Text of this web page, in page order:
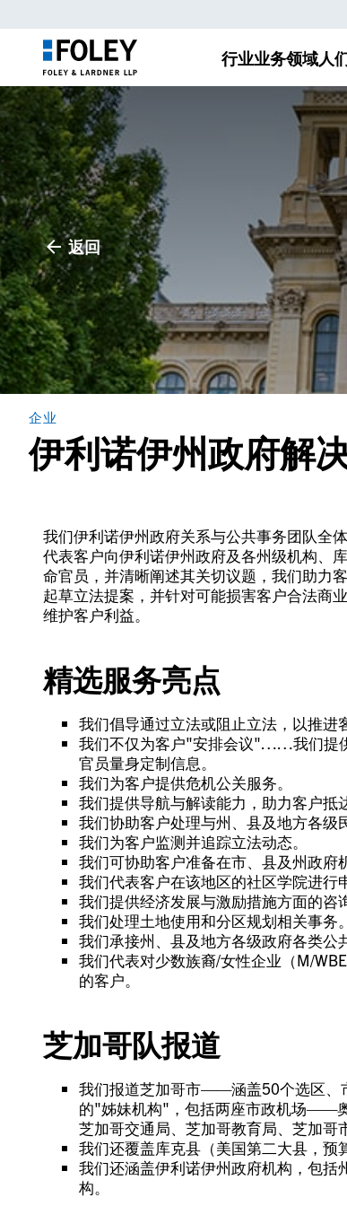
行业业务领域人
返回
企业
伊利诺伊州政府解
我们伊利诺伊州政府关系与公共事务团队全
代表客户向伊利诺伊州政府及各州级机构、
命官员，并清晰阐述其关切议题，我们助力
起草立法提案，并针对可能损害客户合法商
维护客户利益。
精选服务亮点
我们倡导通过立法或阻止立法，以推进
我们不仅为客户"安排会议"……我们提
官员量身定制信息。
我们为客户提供危机公关服务。
我们提供导航与解读能力，助力客户抵
我们协助客户处理与州、县及地方各级
我们为客户监测并追踪立法动态。
我们可协助客户准备在市、县及州政府
我们代表客户在该地区的社区学院进行
我们提供经济发展与激励措施方面的咨
我们处理土地使用和分区规划相关事务。
我们承接州、县及地方各级政府各类公
我们代表对少数族裔/女性企业（M/
的客户。
芝加哥队报道
我们报道芝加哥市——涵盖50个选区、
的"姊妹机构"，包括两座市政机场——
芝加哥交通局、芝加哥教育局、芝加哥
我们还覆盖库克县（美国第二大县，预
我们还涵盖伊利诺伊州政府机构，包括
构。